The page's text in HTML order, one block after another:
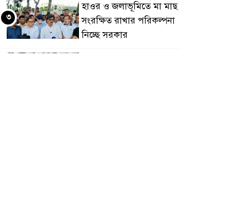
হাওর ও জলাভূমিতে মা মাছ
সংরক্ষিত রাখার পরিকল্পনা
নিচ্ছে সরকার
৩